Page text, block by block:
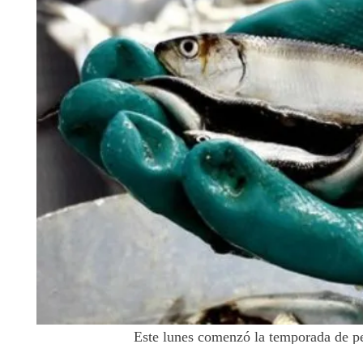
Este lunes comenzó la temporada de